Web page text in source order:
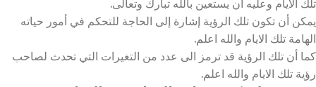
تلك الايام وعليه أن يستعين بالله تبارك وتعالى.
يمكن أن تكون تلك الرؤية إشارة إلى الحاجة للتحكم في أمور حياته
الهامة تلك الايام والله اعلم.
كما أن تلك الرؤية قد ترمز الى عدد من التغيرات التي تحدث لصاحب
رؤية تلك الايام والله اعلم.